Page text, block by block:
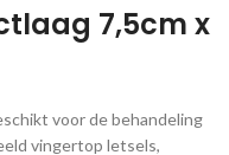
7,5cm x
voor de behandeling
vingertop letsels,